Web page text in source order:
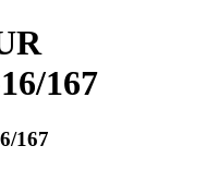
167
167